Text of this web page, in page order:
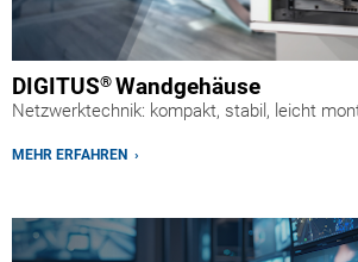
DIGITUS® Wandgehäuse
Netzwerktechnik: kompakt, stabil, leicht
MEHR ERFAHREN ›